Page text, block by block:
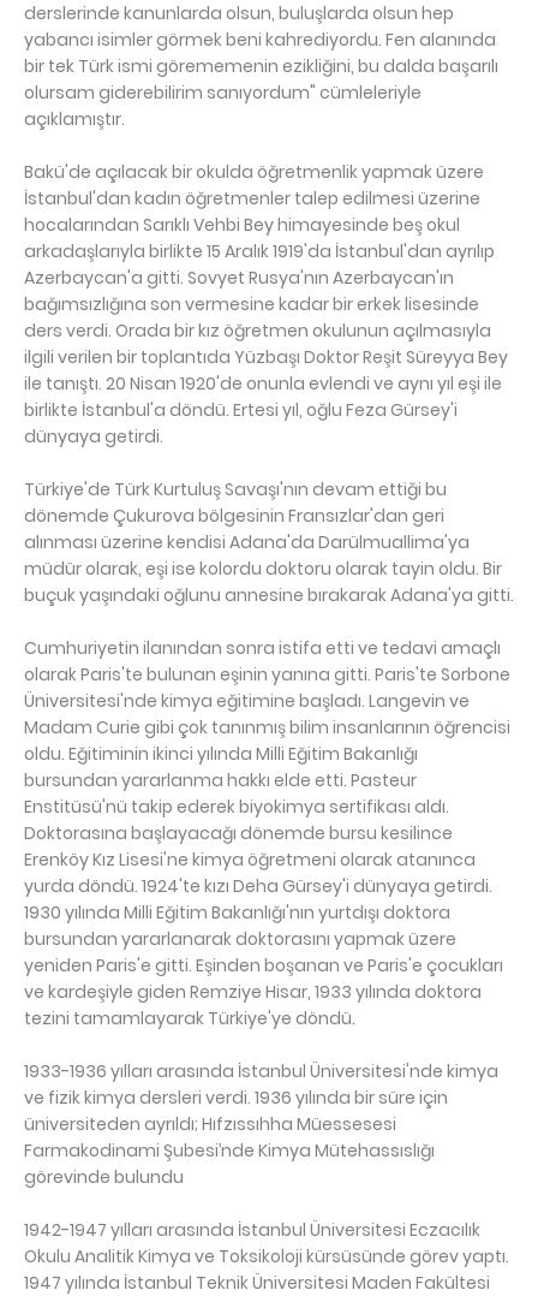
derslerinde kanunlarda olsun, buluşlarda olsun hep
yabancı isimler görmek beni kahrediyordu. Fen alanında
bir tek Türk ismi görememenin ezikliğini, bu dalda başarılı
olursam giderebilirim sanıyordum" cümleleriyle
açıklamıştır.
Bakü'de açılacak bir okulda öğretmenlik yapmak üzere
İstanbul'dan kadın öğretmenler talep edilmesi üzerine
hocalarından Sarıklı Vehbi Bey himayesinde beş okul
arkadaşlarıyla birlikte 15 Aralık 1919'da İstanbul'dan ayrılıp
Azerbaycan'a gitti. Sovyet Rusya'nın Azerbaycan'ın
bağımsızlığına son vermesine kadar bir erkek lisesinde
ders verdi. Orada bir kız öğretmen okulunun açılmasıyla
ilgili verilen bir toplantıda Yüzbaşı Doktor Reşit Süreyya Bey
ile tanıştı. 20 Nisan 1920'de onunla evlendi ve aynı yıl eşi ile
birlikte İstanbul'a döndü. Ertesi yıl, oğlu Feza Gürsey'i
dünyaya getirdi.
Türkiye'de Türk Kurtuluş Savaşı'nın devam ettiği bu
dönemde Çukurova bölgesinin Fransızlar'dan geri
alınması üzerine kendisi Adana'da Darülmuallima'ya
müdür olarak, eşi ise kolordu doktoru olarak tayin oldu. Bir
buçuk yaşındaki oğlunu annesine bırakarak Adana'ya gitti.
Cumhuriyetin ilanından sonra istifa etti ve tedavi amaçlı
olarak Paris'te bulunan eşinin yanına gitti. Paris'te Sorbone
Üniversitesi'nde kimya eğitimine başladı. Langevin ve
Madam Curie gibi çok tanınmış bilim insanlarının öğrencisi
oldu. Eğitiminin ikinci yılında Milli Eğitim Bakanlığı
bursundan yararlanma hakkı elde etti. Pasteur
Enstitüsü'nü takip ederek biyokimya sertifikası aldı.
Doktorasına başlayacağı dönemde bursu kesilince
Erenköy Kız Lisesi'ne kimya öğretmeni olarak atanınca
yurda döndü. 1924'te kızı Deha Gürsey'i dünyaya getirdi.
1930 yılında Milli Eğitim Bakanlığı'nın yurtdışı doktora
bursundan yararlanarak doktorasını yapmak üzere
yeniden Paris'e gitti. Eşinden boşanan ve Paris'e çocukları
ve kardeşiyle giden Remziye Hisar, 1933 yılında doktora
tezini tamamlayarak Türkiye'ye döndü.
1933-1936 yılları arasında İstanbul Üniversitesi'nde kimya
ve fizik kimya dersleri verdi. 1936 yılında bir süre için
üniversiteden ayrıldı; Hıfzıssıhha Müessesesi
Farmakodinami Şubesi’nde Kimya Mütehassıslığı
görevinde bulundu
1942-1947 yılları arasında İstanbul Üniversitesi Eczacılık
Okulu Analitik Kimya ve Toksikoloji kürsüsünde görev yaptı.
1947 yılında İstanbul Teknik Üniversitesi Maden Fakültesi